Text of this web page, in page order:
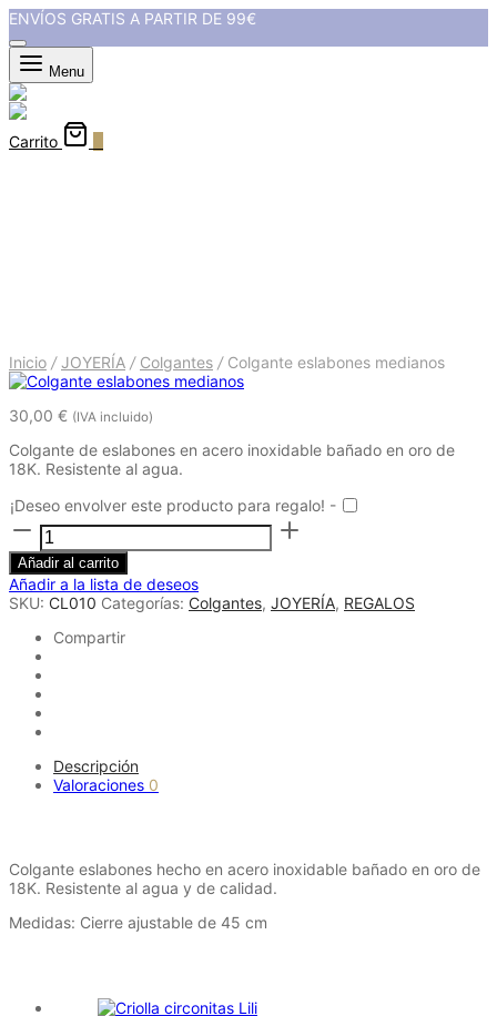
ENVÍOS GRATIS A PARTIR DE 99€
Menu
Carrito
Inicio / JOYERÍA / Colgantes /Colgante eslabones medianos
30,00 € (IVA incluido)
Colgante de eslabones en acero inoxidable bañado en oro de
18K. Resistente al agua.
¡Deseo envolver este producto para regalo! -
Colgante
eslabones
medianos
cantidad
Añadir al carrito
Añadir a la lista de deseos
SKU: CL010 Categorías: Colgantes, JOYERÍA, REGALOS
Compartir
Descripción
Valoraciones 0
Colgante eslabones hecho en acero inoxidable bañado en oro de
18K. Resistente al agua y de calidad.
Medidas: Cierre ajustable de 45 cm